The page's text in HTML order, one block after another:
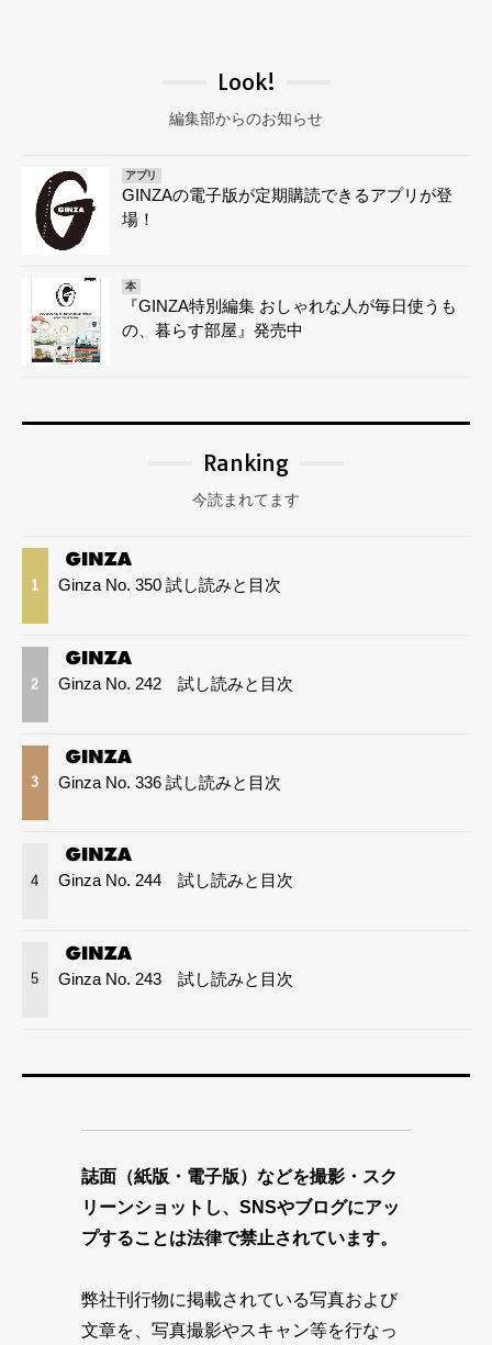
Look!
編集部からのお知らせ
アプリ
GINZAの電子版が定期購読できるアプリが登
場！
本
『GINZA特別編集 おしゃれな人が毎日使うも
の、暮らす部屋』発売中
Ranking
今読まれてます
1 Ginza No. 350 試し読みと目次
2 Ginza No. 242 試し読みと目次
3 Ginza No. 336 試し読みと目次
4 Ginza No. 244 試し読みと目次
5 Ginza No. 243 試し読みと目次
誌面（紙版・電子版）などを撮影・スク
リーンショットし、SNSやブログにアッ
プすることは法律で禁止されています。
弊社刊行物に掲載されている写真および
文章を、写真撮影やスキャン等を行なっ